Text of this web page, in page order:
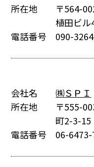
所在地
〒564-
植田ビル
電話番号
090-
会社名
㈱ＳＰＩ
所在地
〒555-
町2-3-15
電話番号
06-